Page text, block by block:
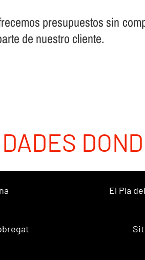
presupuestos sin
de nuestro cliente.
El Pla